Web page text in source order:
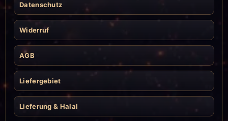
Datenschutz
Widerruf
AGB
Liefergebiet
Lieferung & Halal